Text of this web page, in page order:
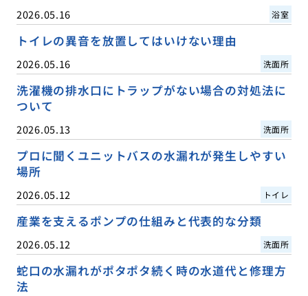
2026.05.16 浴室
トイレの異音を放置してはいけない理由
2026.05.16 洗面所
洗濯機の排水口にトラップがない場合の対処法に
ついて
2026.05.13 洗面所
プロに聞くユニットバスの水漏れが発生しやすい
場所
2026.05.12 トイレ
産業を支えるポンプの仕組みと代表的な分類
2026.05.12 洗面所
蛇口の水漏れがポタポタ続く時の水道代と修理方
法